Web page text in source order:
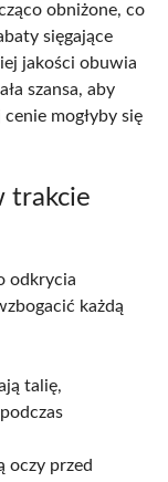
obniżone, co
sięgające
jakości obuwia
szansa, aby
mogłyby się
trakcie
odkrycia
każdą
talię,
oczy przed